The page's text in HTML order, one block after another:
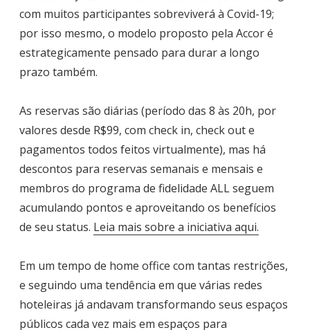
com muitos participantes sobreviverá à Covid-19;
por isso mesmo, o modelo proposto pela Accor é
estrategicamente pensado para durar a longo
prazo também.
As reservas são diárias (período das 8 às 20h, por
valores desde R$99, com check in, check out e
pagamentos todos feitos virtualmente), mas há
descontos para reservas semanais e mensais e
membros do programa de fidelidade ALL seguem
acumulando pontos e aproveitando os benefícios
de seu status. Leia mais sobre a iniciativa aqui.
Em um tempo de home office com tantas restrições,
e seguindo uma tendência em que várias redes
hoteleiras já andavam transformando seus espaços
públicos cada vez mais em espaços para